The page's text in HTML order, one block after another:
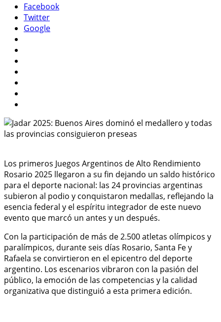
Facebook
Twitter
Google
Los primeros Juegos Argentinos de Alto Rendimiento
Rosario 2025 llegaron a su fin dejando un saldo histórico
para el deporte nacional: las 24 provincias argentinas
subieron al podio y conquistaron medallas, reflejando la
esencia federal y el espíritu integrador de este nuevo
evento que marcó un antes y un después.
Con la participación de más de 2.500 atletas olímpicos y
paralímpicos, durante seis días Rosario, Santa Fe y
Rafaela se convirtieron en el epicentro del deporte
argentino. Los escenarios vibraron con la pasión del
público, la emoción de las competencias y la calidad
organizativa que distinguió a esta primera edición.